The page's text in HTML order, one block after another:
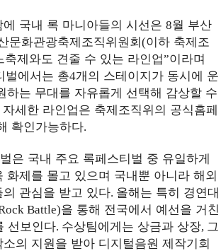
국내 록 마니아들의 시선은 8월 부산
문화관광축제조직위원회(이하 축제조
축제와도 견줄 수 있는 라인업”이라며
벌에서는 총4개의 스테이지가 동시에 운
하는 무대를 자유롭게 선택해 감상할 수
자세한 라인업은 축제조직위의 공식홈페
확인가능하다.
은 국내 주요 록페스티벌 중 유일하게
화제를 몰고 있으며 국내뿐 아니라 해외
관심을 받고 있다. 올해는 특히 경연대
Battle)을 통해 전국에서 예선을 거친
선보인다. 수상팀에게는 상금과 상장, 그
의 지원을 받아 디지털음원 제작기회